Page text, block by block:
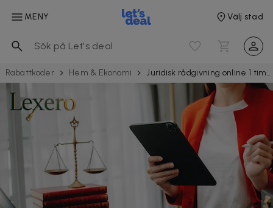
MENY Välj stad
Rabattkoder Hem & Ekonomi Juridisk rådgivning online 1 timme hos Lexero